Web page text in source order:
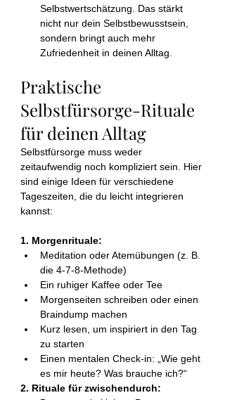
Selbstwertschätzung. Das stärkt
nicht nur dein Selbstbewusstsein,
sondern bringt auch mehr
Zufriedenheit in deinen Alltag.
Praktische
Selbstfürsorge-Rituale
für deinen Alltag
Selbstfürsorge muss weder
zeitaufwendig noch kompliziert sein. Hier
sind einige Ideen für verschiedene
Tageszeiten, die du leicht integrieren
kannst:
1. Morgenrituale:
Meditation oder Atemübungen (z. B.
die 4-7-8-Methode)
Ein ruhiger Kaffee oder Tee
Morgenseiten schreiben oder einen
Braindump machen
Kurz lesen, um inspiriert in den Tag
zu starten
Einen mentalen Check-in: „Wie geht
es mir heute? Was brauche ich?“
2. Rituale für zwischendurch: